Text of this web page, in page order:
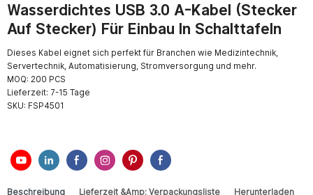
Wasserdichtes USB 3.0 A-Kabel (Stecker
Auf Stecker) Für Einbau In Schalttafeln
Dieses Kabel eignet sich perfekt für Branchen wie Medizintechnik,
Servertechnik, Automatisierung, Stromversorgung und mehr.
MOQ: 200 PCS
Lieferzeit: 7-15 Tage
SKU: FSP4501
Beschreibung Lieferzeit &amp; Verpackungsliste Herunterladen